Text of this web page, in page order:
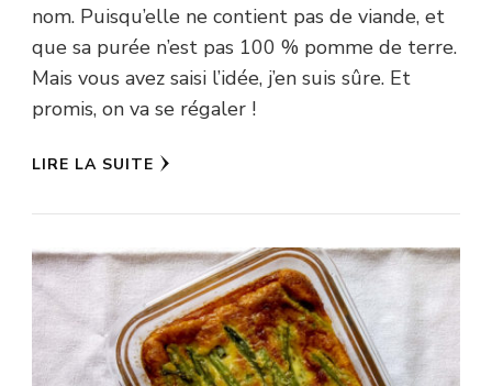
nom. Puisqu’elle ne contient pas de viande, et
que sa purée n’est pas 100 % pomme de terre.
Mais vous avez saisi l’idée, j’en suis sûre. Et
promis, on va se régaler !
LIRE LA SUITE